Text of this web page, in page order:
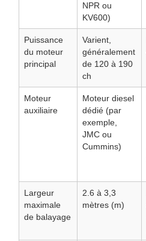
NPR ou
KV600)
Puissance
du moteur
principal
Varient,
généralement
de 120 à 190
ch
Moteur
auxiliaire
Moteur diesel
dédié (par
exemple,
JMC ou
Cummins)
Largeur
maximale
de balayage
2.6 à 3,3
mètres (m)